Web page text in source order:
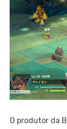
O produtor da B